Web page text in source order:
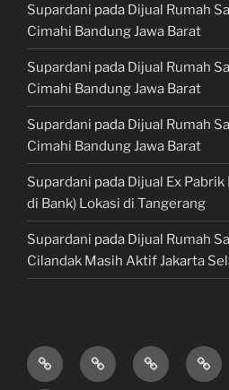
Supardani pada Dijual Rumah
Cimahi Bandung Jawa Barat
Supardani pada Dijual Rumah
Cimahi Bandung Jawa Barat
Supardani pada Dijual Rumah
Cimahi Bandung Jawa Barat
Supardani pada Dijual Ex
di Bank) Lokasi di Tangerang
Supardani pada Dijual Rumah
Cilandak Masih Aktif Jakarta
TANAH
DIJUAL
RUMAH
DIJUAL
HOTEL
&
/